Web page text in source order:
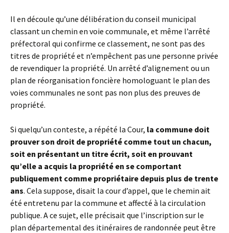
Il en découle qu’une délibération du conseil municipal
classant un chemin en voie communale, et même l’arrêté
préfectoral qui confirme ce classement, ne sont pas des
titres de propriété et n’empêchent pas une personne privée
de revendiquer la propriété. Un arrêté d’alignement ou un
plan de réorganisation foncière homologuant le plan des
voies communales ne sont pas non plus des preuves de
propriété.
Si quelqu’un conteste, a répété la Cour, la commune doit
prouver son droit de propriété comme tout un chacun,
soit en présentant un titre écrit, soit en prouvant
qu’elle a acquis la propriété en se comportant
publiquement comme propriétaire depuis plus de trente
ans. Cela suppose, disait la cour d’appel, que le chemin ait
été entretenu par la commune et affecté à la circulation
publique. A ce sujet, elle précisait que l’inscription sur le
plan départemental des itinéraires de randonnée peut être